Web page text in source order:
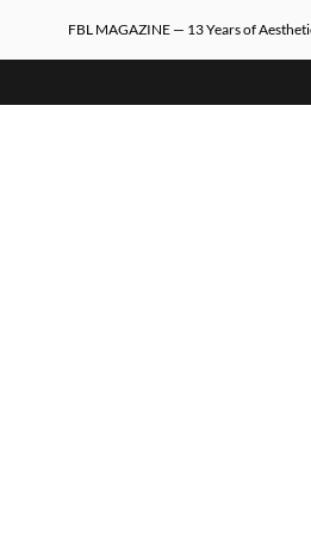
FBL MAGAZINE — 13 Years of